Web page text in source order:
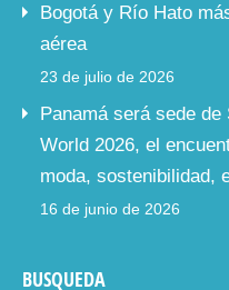
Bogotá y Río Hato
aérea
23 de julio de 2026
Panamá será sede
World 2026, el
moda, sostenibilidad,
16 de junio de 2026
BUSQUEDA